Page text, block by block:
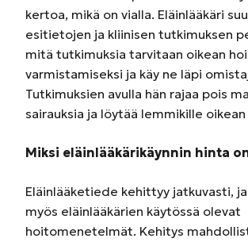
kertoa, mikä on vialla. Eläinlääkäri
esitietojen ja kliinisen tutkimuksen
mitä tutkimuksia tarvitaan oikean
varmistamiseksi ja käy ne läpi
Tutkimuksien avulla hän rajaa pois
sairauksia ja löytää lemmikille
Miksi eläinlääkärikäynnin hinta
Eläinlääketiede kehittyy jatkuvasti,
myös eläinlääkärien käytössä olevat
hoitomenetelmät. Kehitys